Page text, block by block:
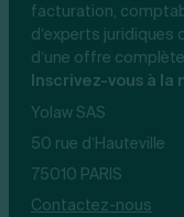
facturation,
d’experts
d’une offre
Inscrivez-vous à
Yolaw SAS
50 rue d’Hauteville
75010 PARIS
Contactez-nous